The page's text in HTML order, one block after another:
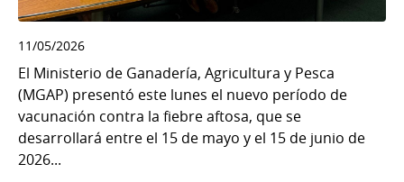
11/05/2026
El Ministerio de Ganadería, Agricultura y Pesca
(MGAP) presentó este lunes el nuevo período de
vacunación contra la fiebre aftosa, que se
desarrollará entre el 15 de mayo y el 15 de junio de
2026...